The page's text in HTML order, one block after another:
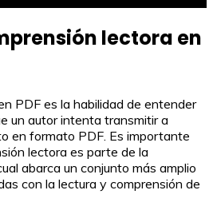
lectora en
PDF es la habilidad de entender
un autor intenta transmitir a
en formato PDF. Es importante
lectora es parte de la
abarca un conjunto más amplio
con la lectura y comprensión de